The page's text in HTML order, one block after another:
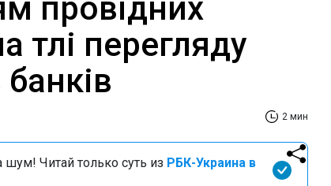
провідних
тлі перегляду
2 мин
шум! Читай только суть из РБК-Украина в